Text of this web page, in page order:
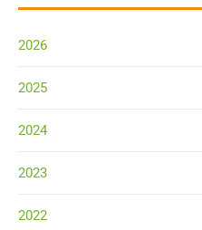
2026
2025
2024
2023
2022